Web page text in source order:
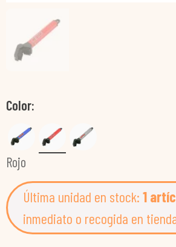
Color
Rojo
Última unidad en stock: 1
inmediato o recogida en